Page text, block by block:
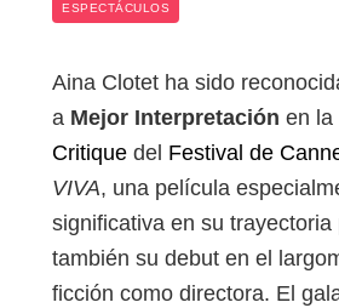
ESPECTÁCULOS
Aina Clotet ha sido
a Mejor Interpretación en la
Critique del Festival de
VIVA, una película
significativa en su trayectoria
también su debut en el
ficción como directora. El